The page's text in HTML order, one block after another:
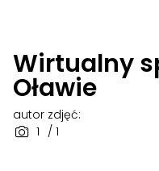
Wirtualny
Oławie
1 / 1
autor zdjęć: